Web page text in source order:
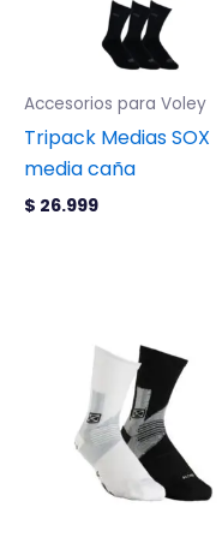
Accesorios para Voley
Tripack Medias SOX
media caña
$ 26.999
opciones
pueden
elegir
en
la
producto
múltiples
variantes.